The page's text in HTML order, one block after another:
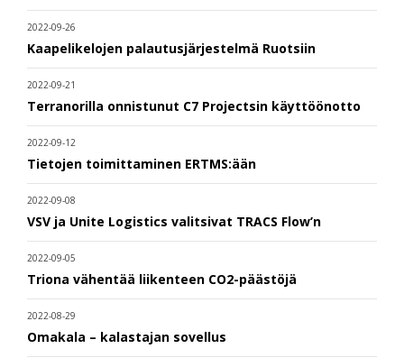
2022-09-26
Kaapelikelojen palautusjärjestelmä Ruotsiin
2022-09-21
Terranorilla onnistunut C7 Projectsin käyttöönotto
2022-09-12
Tietojen toimittaminen ERTMS:ään
2022-09-08
VSV ja Unite Logistics valitsivat TRACS Flow’n
2022-09-05
Triona vähentää liikenteen CO2-päästöjä
2022-08-29
Omakala – kalastajan sovellus